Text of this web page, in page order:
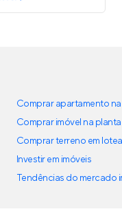
Comprar apartamento
Comprar imóvel na planta
Comprar terreno em
Investir em imóveis
Tendências do mercado